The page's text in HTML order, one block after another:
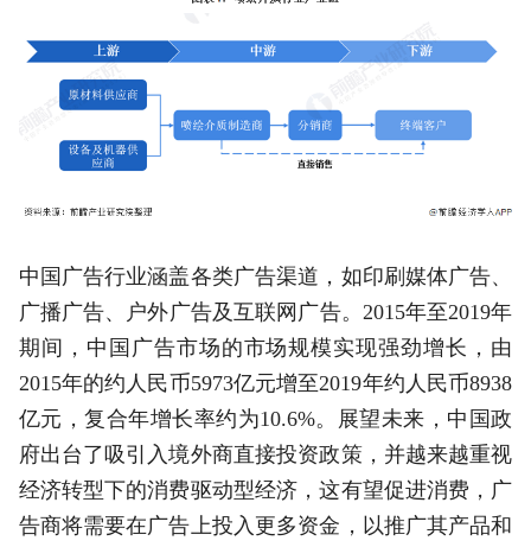
中国广告行业涵盖各类广告渠道，如印刷媒体广告、
广播广告、户外广告及互联网广告。2015年至2019年
期间，中国广告市场的市场规模实现强劲增长，由
2015年的约人民币5973亿元增至2019年约人民币8938
亿元，复合年增长率约为10.6%。展望未来，中国政
府出台了吸引入境外商直接投资政策，并越来越重视
经济转型下的消费驱动型经济，这有望促进消费，广
告商将需要在广告上投入更多资金，以推广其产品和